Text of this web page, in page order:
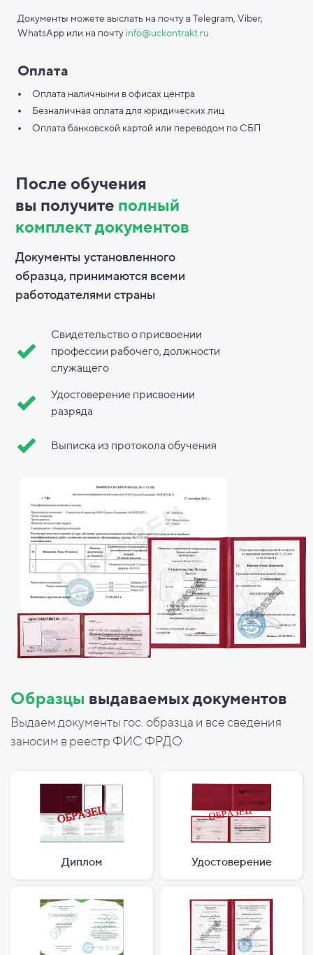
Документы можете выслать на почту в Telegram, Viber,
WhatsApp или на почту info@uckontrakt.ru
Оплата
Оплата наличными в офисах центра
Безналичная оплата для юридических лиц
Оплата банковской картой или переводом по СБП
После обучения
вы получите полный
комплект документов
Документы установленного
образца, принимаются всеми
работодателями страны
Свидетельство о присвоении
профессии рабочего, должности
служащего
Удостоверение присвоении
разряда
Выписка из протокола обучения
Образцы выдаваемых документов
Выдаем документы гос. образца и все сведения
заносим в реестр ФИС ФРДО
Диплом Удостоверение